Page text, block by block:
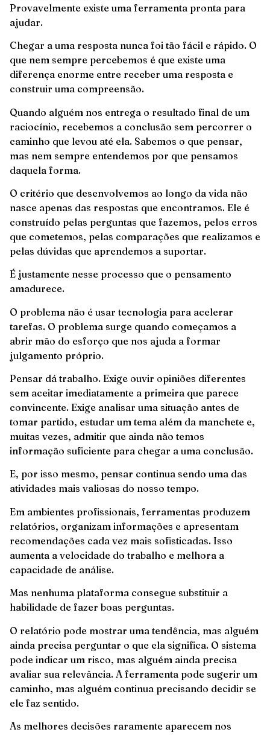
Provavelmente existe uma ferramenta pronta para
ajudar.
Chegar a uma resposta nunca foi tão fácil e rápido. O
que nem sempre percebemos é que existe uma
diferença enorme entre receber uma resposta e
construir uma compreensão.
Quando alguém nos entrega o resultado final de um
raciocínio, recebemos a conclusão sem percorrer o
caminho que levou até ela. Sabemos o que pensar,
mas nem sempre entendemos por que pensamos
daquela forma.
O critério que desenvolvemos ao longo da vida não
nasce apenas das respostas que encontramos. Ele é
construído pelas perguntas que fazemos, pelos erros
que cometemos, pelas comparações que realizamos e
pelas dúvidas que aprendemos a suportar.
É justamente nesse processo que o pensamento
amadurece.
O problema não é usar tecnologia para acelerar
tarefas. O problema surge quando começamos a
abrir mão do esforço que nos ajuda a formar
julgamento próprio.
Pensar dá trabalho. Exige ouvir opiniões diferentes
sem aceitar imediatamente a primeira que parece
convincente. Exige analisar uma situação antes de
tomar partido, estudar um tema além da manchete e,
muitas vezes, admitir que ainda não temos
informação suficiente para chegar a uma conclusão.
E, por isso mesmo, pensar continua sendo uma das
atividades mais valiosas do nosso tempo.
Em ambientes profissionais, ferramentas produzem
relatórios, organizam informações e apresentam
recomendações cada vez mais sofisticadas. Isso
aumenta a velocidade do trabalho e melhora a
capacidade de análise.
Mas nenhuma plataforma consegue substituir a
habilidade de fazer boas perguntas.
O relatório pode mostrar uma tendência, mas alguém
ainda precisa perguntar o que ela significa. O sistema
pode indicar um risco, mas alguém ainda precisa
avaliar sua relevância. A ferramenta pode sugerir um
caminho, mas alguém continua precisando decidir se
ele faz sentido.
As melhores decisões raramente aparecem nos